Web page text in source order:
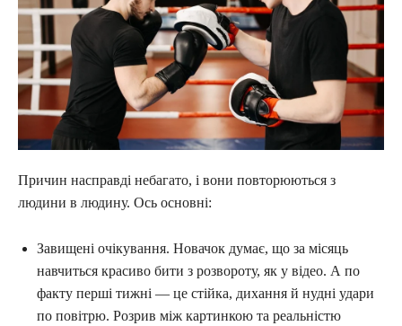
Причин насправді небагато, і вони повторюються з
людини в людину. Ось основні:
Завищені очікування. Новачок думає, що за місяць
навчиться красиво бити з розвороту, як у відео. А по
факту перші тижні — це стійка, дихання й нудні удари
по повітрю. Розрив між картинкою та реальністю